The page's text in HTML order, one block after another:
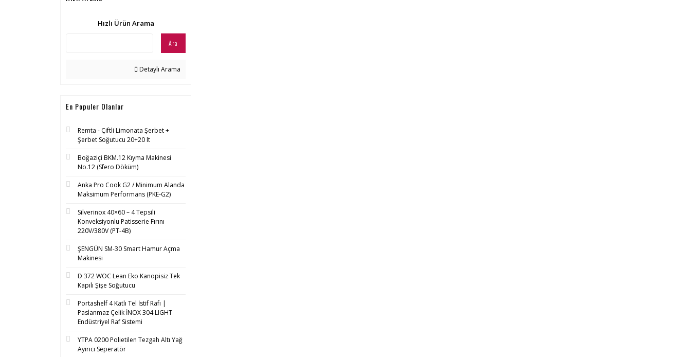
Hızlı Ürün Arama
Ara
Detaylı Arama
En Populer Olanlar
Remta - Çiftli Limonata Şerbet +
Şerbet Soğutucu 20+20 lt
Boğaziçi BKM.12 Kıyma Makinesi
No.12 (Sfero Döküm)
Anka Pro Cook G2 / Minimum Alanda
Maksimum Performans (PKE-G2)
Silverinox 40×60 – 4 Tepsili
Konveksiyonlu Patisserie Fırını
220V/380V (PT-4B)
ŞENGÜN SM-30 Smart Hamur Açma
Makinesi
D 372 WOC Lean Eko Kanopisiz Tek
Kapılı Şişe Soğutucu
Portashelf 4 Katlı Tel İstif Rafı |
Paslanmaz Çelik İNOX 304 LIGHT
Endüstriyel Raf Sistemi
YTPA 0200 Polietilen Tezgah Altı Yağ
Ayırıcı Seperatör